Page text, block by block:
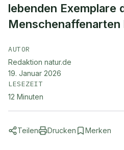
lebenden Exemplare
AUTOR
Redaktion natur.de
19. Januar 2026
LESEZEIT
12 Minuten
Teilen Drucken Merken